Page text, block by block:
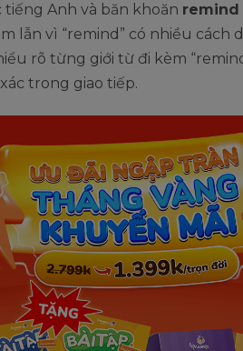
Anh và băn khoăn remind
lẫn vì “remind” có nhiều cách
rõ từng giới từ đi kèm
trong giao tiếp.